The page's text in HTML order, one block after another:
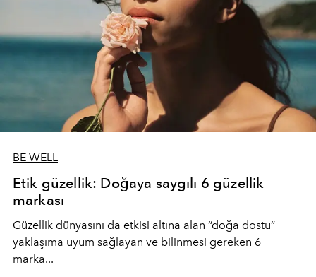
BE WELL
Etik güzellik: Doğaya saygılı 6 güzellik
markası
Güzellik dünyasını da etkisi altına alan “doğa dostu”
yaklaşıma uyum sağlayan ve bilinmesi gereken 6
marka...